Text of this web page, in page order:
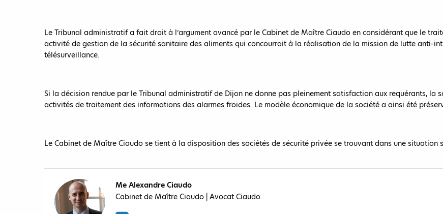
Le Tribunal administratif a fait droit à l’argument avancé par le Cabinet de Maître Ciaudo en considérant que le
activité de gestion de la sécurité sanitaire des aliments qui concourrait à la réalisation de la mission de lutte anti-
télésurveillance.
Si la décision rendue par le Tribunal administratif de Dijon ne donne pas pleinement satisfaction aux requérants, la
activités de traitement des informations des alarmes froides. Le modèle économique de la société a ainsi été
Le Cabinet de Maître Ciaudo se tient à la disposition des sociétés de sécurité privée se trouvant dans une situation
Me Alexandre Ciaudo
Cabinet de Maître Ciaudo | Avocat Ciaudo